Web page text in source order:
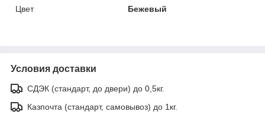
Цвет
Бежевый
Условия доставки
СДЭК (стандарт, до двери) до 0,5кг.
Казпочта (стандарт, самовывоз) до 1кг.